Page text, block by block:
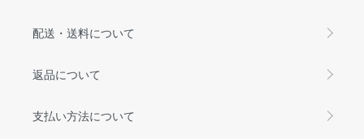
配送・送料について
返品について
支払い方法について